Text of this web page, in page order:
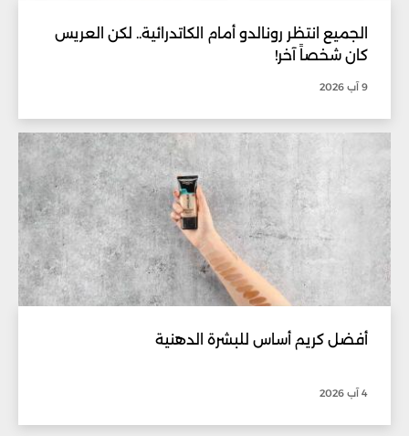
الجميع انتظر رونالدو أمام الكاتدرائية.. لكن العريس
كان شخصاً آخر!
9 آب 2026
أفضل كريم أساس للبشرة الدهنية
4 آب 2026